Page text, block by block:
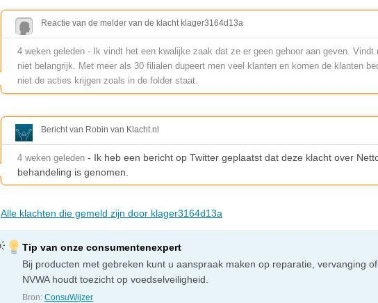
Reactie van de melder van de klacht klager3164d13a
4 weken geleden - Ik vindt het een kwalijke zaak dat ze er geen gehoor aan geven. Vindt
niet belangrijk. Met meer als 30 filialen dupeert men veel klanten en komen de klanten
niet de acties krijgen zoals in de folder staat.
Bericht van Robin van Klacht.nl
4 weken geleden - Ik heb een bericht op Twitter geplaatst dat deze klacht over
behandeling is genomen.
Alle klachten die gemeld zijn door klager3164d13a
Tip van onze consumentenexpert
Bij producten met gebreken kunt u aanspraak maken op reparatie, vervanging
NVWA houdt toezicht op voedselveiligheid.
Bron:ConsuWijzer